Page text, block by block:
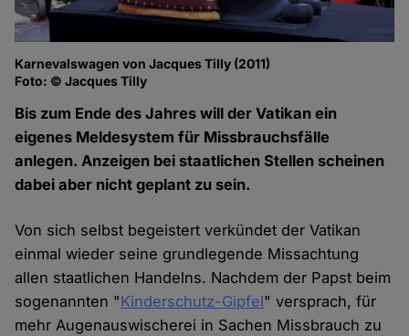
Karnevalswagen von Jacques Tilly (2011)
Foto: © Jacques Tilly
Bis zum Ende des Jahres will der Vatikan ein
eigenes Meldesystem für Missbrauchsfälle
anlegen. Anzeigen bei staatlichen Stellen scheinen
dabei aber nicht geplant zu sein.
Von sich selbst begeistert verkündet der Vatikan
einmal wieder seine grundlegende Missachtung
allen staatlichen Handelns. Nachdem der Papst beim
sogenannten "Kinderschutz-Gipfel" versprach, für
mehr Augenauswischerei in Sachen Missbrauch zu